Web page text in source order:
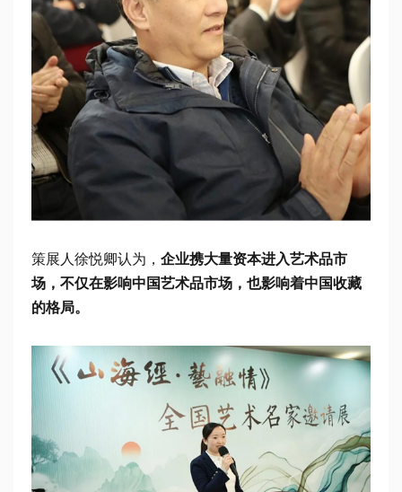
策展人徐悦卿认为， 企业携大量资本进入艺术品市
场，不仅在影响中国艺术品市场，也影响着中国收藏
的格局。